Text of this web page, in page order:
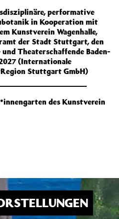
performative
in Kooperation mit
Kunstverein Wagenhalle,
der Stadt Stuttgart, den
Theaterschaffende Baden-
(Internationale
Stuttgart GmbH)
des Kunstverein